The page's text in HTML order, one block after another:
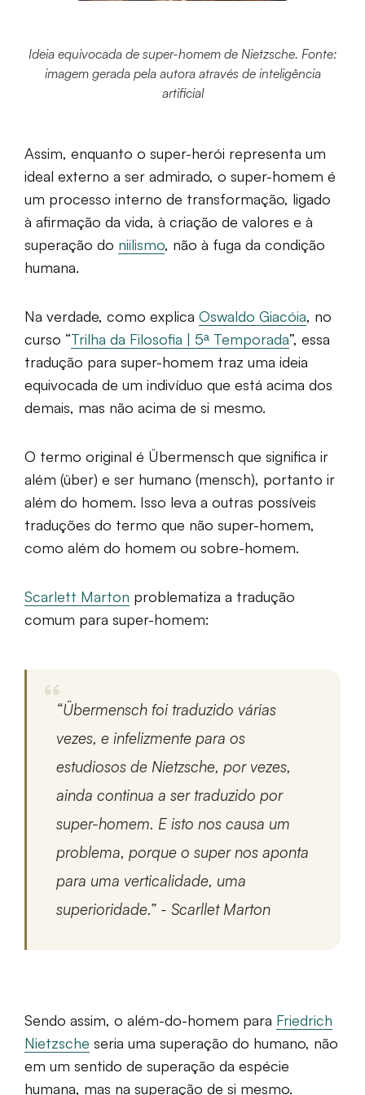
Ideia equivocada de super-homem de Nietzsche. Fonte:
imagem gerada pela autora através de inteligência
artificial
Assim, enquanto o super-herói representa um
ideal externo a ser admirado, o super-homem é
um processo interno de transformação, ligado
à afirmação da vida, à criação de valores e à
superação do niilismo, não à fuga da condição
humana.
Na verdade, como explica Oswaldo Giacóia, no
curso “Trilha da Filosofia | 5ª Temporada”, essa
tradução para super-homem traz uma ideia
equivocada de um indivíduo que está acima dos
demais, mas não acima de si mesmo.
O termo original é Übermensch que significa ir
além (über) e ser humano (mensch), portanto ir
além do homem. Isso leva a outras possíveis
traduções do termo que não super-homem,
como além do homem ou sobre-homem.
Scarlett Marton problematiza a tradução
comum para super-homem:
“Übermensch foi traduzido várias
vezes, e infelizmente para os
estudiosos de Nietzsche, por vezes,
ainda continua a ser traduzido por
super-homem. E isto nos causa um
problema, porque o super nos aponta
para uma verticalidade, uma
superioridade.” - Scarllet Marton
Sendo assim, o além-do-homem para Friedrich
Nietzsche seria uma superação do humano, não
em um sentido de superação da espécie
humana, mas na superação de si mesmo.